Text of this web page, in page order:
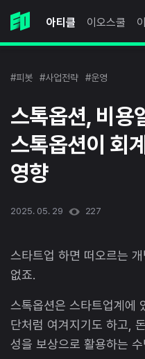
아티클 이오스쿨
#피봇 #사업전략 #운영
스톡옵션, 비용
스톡옵션이 회
영향
2025. 05. 29 227
스타트업 하면 떠오르는 개
없죠.
스톡옵션은 스타트업계에
단처럼 여겨지기도 하고,
성을 보상으로 활용하는